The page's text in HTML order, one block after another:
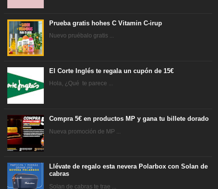
Prueba gratis hohes C Vitamin C-irup
Nuevo pruébalo gratis ...
El Corte Inglés te regala un cupón de 15€
Hola, ¿Qué te parece ...
Compra 5€ en productos MP y gana tu billete dorado
Nueva promoción de MP ...
Llévate de regalo esta nevera Polarbox con Solan de
cabras
Solan de cabras te trae ...